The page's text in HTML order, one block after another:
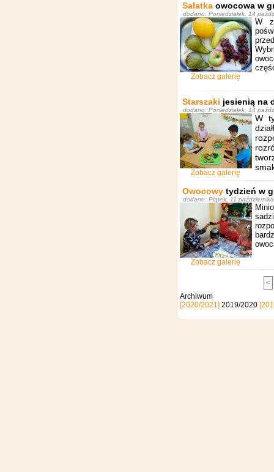
Sałatka owocowa w
dodano: Poniedziałek, 14
Zobacz galerię
W
Starszaki jesienią na
dodano: Poniedziałek, 14
Zobacz galerię
W
Owocowy tydzień w
dodano: Piątek, 11
Zobacz galerię
<
[2020/2021] 2019/2020